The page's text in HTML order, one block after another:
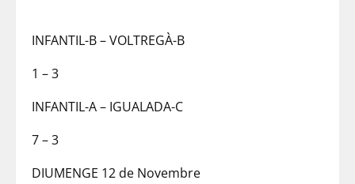
INFANTIL-B – VOLTREGÀ-B
1 – 3
INFANTIL-A – IGUALADA-C
7 – 3
DIUMENGE 12 de Novembre